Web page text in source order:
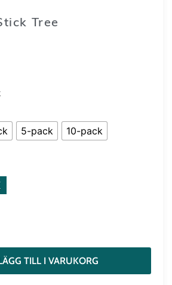
Tree
5-pack 10-pack
TILL I VARUKORG